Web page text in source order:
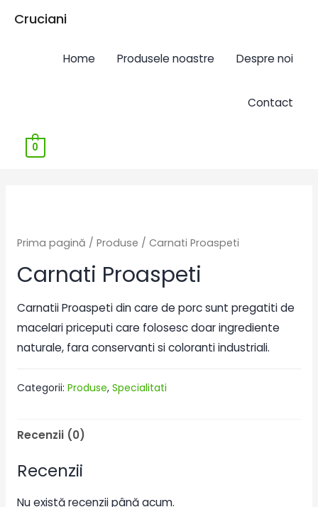
Cruciani
Home Produsele noastre Despre noi
Contact
0
Prima pagină / Produse / Carnati Proaspeti
Carnati Proaspeti
Carnatii Proaspeti din care de porc sunt pregatiti de
macelari priceputi care folosesc doar ingrediente
naturale, fara conservanti si coloranti industriali.
Categorii: Produse, Specialitati
Recenzii (0)
Recenzii
Nu există recenzii până acum.